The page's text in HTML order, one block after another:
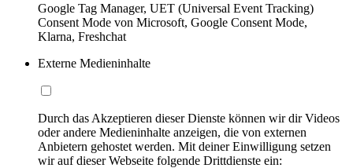
Google Tag Manager, UET (Universal Event Tracking)
Consent Mode von Microsoft, Google Consent Mode,
Klarna, Freshchat
Externe Medieninhalte
Durch das Akzeptieren dieser Dienste können wir dir Videos
oder andere Medieninhalte anzeigen, die von externen
Anbietern gehostet werden. Mit deiner Einwilligung setzen
wir auf dieser Webseite folgende Drittdienste ein: